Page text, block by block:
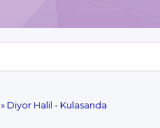
» Diyor Halil - Kulasanda